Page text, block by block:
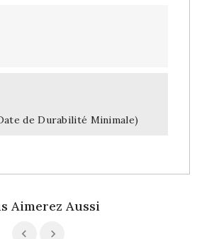
de Durabilité Minimale)
Aimerez Aussi